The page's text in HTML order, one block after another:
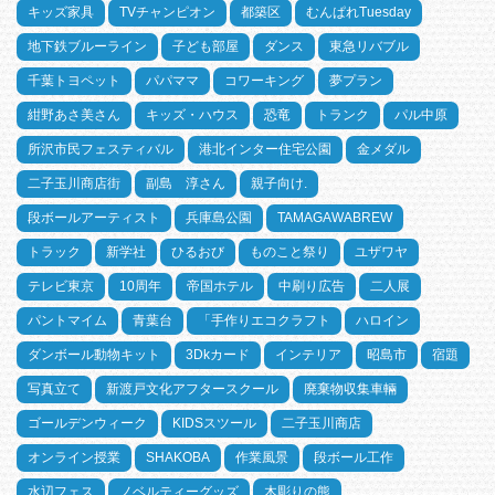
キッズ家具 TVチャンピオン 都築区 むんぱれTuesday
地下鉄ブルーライン 子ども部屋 ダンス 東急リバブル
千葉トヨペット パパママ コワーキング 夢プラン
紺野あさ美さん キッズ・ハウス 恐竜 トランク パル中原
所沢市民フェスティバル 港北インター住宅公園 金メダル
二子玉川商店街 副島 淳さん 親子向け.
段ボールアーティスト 兵庫島公園 TAMAGAWABREW
トラック 新学社 ひるおび ものこと祭り ユザワヤ
テレビ東京 10周年 帝国ホテル 中刷り広告 二人展
パントマイム 青葉台 「手作りエコクラフト ハロイン
ダンボール動物キット 3Dkカード インテリア 昭島市 宿題
写真立て 新渡戸文化アフタースクール 廃棄物収集車輛
ゴールデンウィーク KIDSスツール 二子玉川商店
オンライン授業 SHAKOBA 作業風景 段ボール工作
水辺フェス ノベルティーグッズ 木彫りの熊